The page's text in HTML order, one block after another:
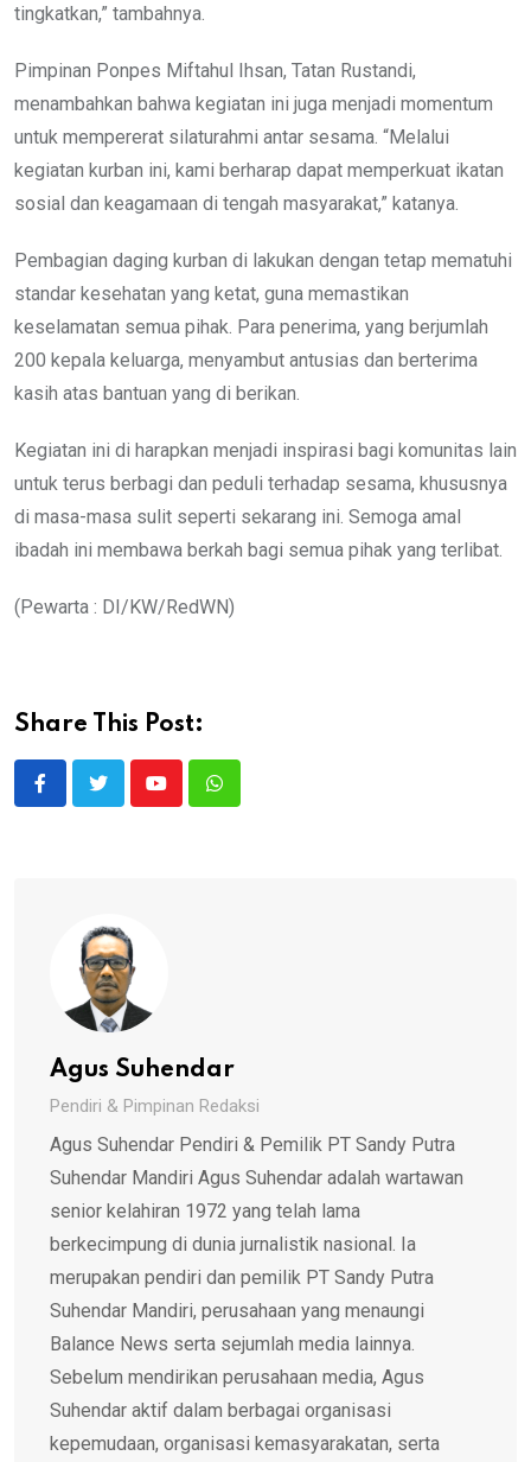
tingkatkan,” tambahnya.
Pimpinan Ponpes Miftahul Ihsan, Tatan Rustandi,
menambahkan bahwa kegiatan ini juga menjadi momentum
untuk mempererat silaturahmi antar sesama. “Melalui
kegiatan kurban ini, kami berharap dapat memperkuat ikatan
sosial dan keagamaan di tengah masyarakat,” katanya.
Pembagian daging kurban di lakukan dengan tetap mematuhi
standar kesehatan yang ketat, guna memastikan
keselamatan semua pihak. Para penerima, yang berjumlah
200 kepala keluarga, menyambut antusias dan berterima
kasih atas bantuan yang di berikan.
Kegiatan ini di harapkan menjadi inspirasi bagi komunitas lain
untuk terus berbagi dan peduli terhadap sesama, khususnya
di masa-masa sulit seperti sekarang ini. Semoga amal
ibadah ini membawa berkah bagi semua pihak yang terlibat.
(Pewarta : DI/KW/RedWN)
Share This Post:
YoutubeWhatsapp
Agus Suhendar
Pendiri & Pimpinan Redaksi
Agus Suhendar Pendiri & Pemilik PT Sandy Putra
Suhendar Mandiri Agus Suhendar adalah wartawan
senior kelahiran 1972 yang telah lama
berkecimpung di dunia jurnalistik nasional. Ia
merupakan pendiri dan pemilik PT Sandy Putra
Suhendar Mandiri, perusahaan yang menaungi
Balance News serta sejumlah media lainnya.
Sebelum mendirikan perusahaan media, Agus
Suhendar aktif dalam berbagai organisasi
kepemudaan, organisasi kemasyarakatan, serta